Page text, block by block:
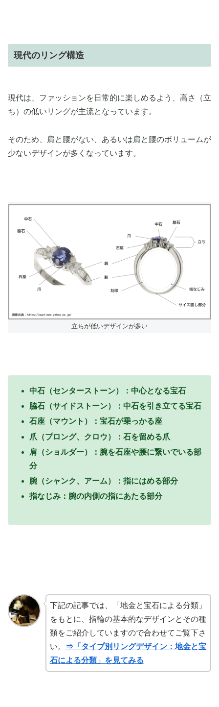
現代のリング構造
現代は、ファッションを日常的に楽しめるよう、高さ（立
ち）の低いリングが主流となっています。
そのため、肩と腰がない、あるいは肩と腰のボリュームが
少ないデザインが多くなっています。
立ちが低いデザインが多い
中石（センターストーン）：中心となる宝石
脇石（サイドストーン）：中石を引き立てる宝石
石座（マウント）：宝石が乗っかる座
爪（プロング、クロウ）：石を留める爪
肩（ショルダー）：腕を石座や腰に繋いでいる部
分
腕（シャンク、アーム）：指にはめる部分
指なじみ：腕の内側の指にあたる部分
下記の記事では、「地金と宝石による分類」
をもとに、指輪の基本的なデザインとその種
類をご紹介していますので合わせてご覧下さ
い。
⇒「タイプ別リングデザイン：地金と宝
石による分類」を見てみる